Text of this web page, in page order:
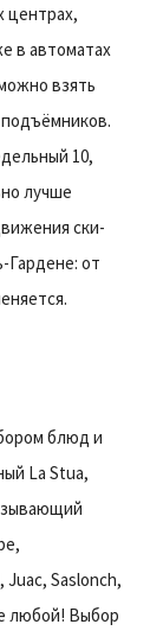
центрах,
в автоматах
взять
10,
лучше
ски-
Гардене: от
блюд и
La Stua,
Juac, Saslonch,
любой! Выбор